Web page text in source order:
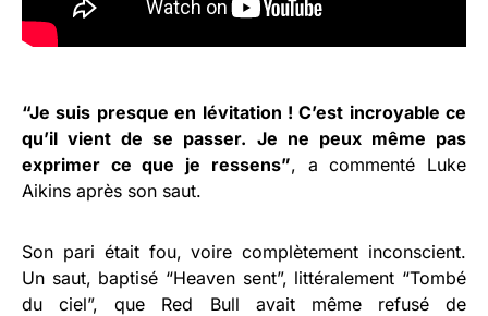
“Je suis presque en lévitation ! C’est incroyable ce
qu’il vient de se passer. Je ne peux même pas
exprimer ce que je ressens”, a commenté Luke
Aikins après son saut.
Son pari était fou, voire complètement inconscient.
Un saut, baptisé “Heaven sent”, littéralement “Tombé
du ciel”, que Red Bull avait même refusé de